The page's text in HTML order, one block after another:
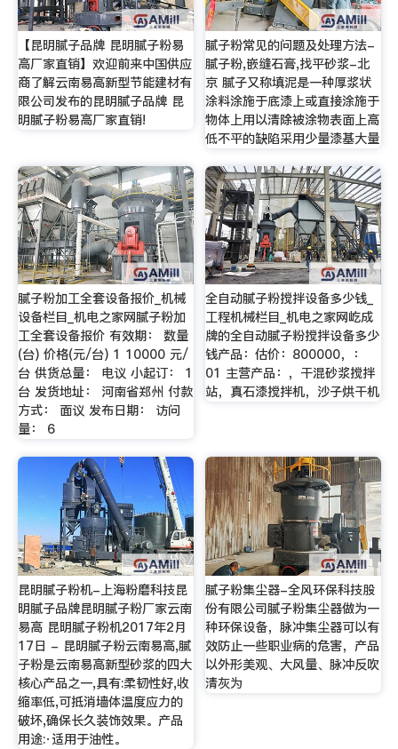
【昆明腻子品牌 昆明腻子粉易
高厂家直销】欢迎前来中国供应
商了解云南易高新型节能建材有
限公司发布的昆明腻子品牌 昆
明腻子粉易高厂家直销!
腻子粉常见的问题及处理方法-
腻子粉,嵌缝石膏,找平砂浆-北
京 腻子又称填泥是一种厚浆状
涂料涂施于底漆上或直接涂施于
物体上用以清除被涂物表面上高
低不平的缺陷采用少量漆基大量
腻子粉加工全套设备报价_机械
设备栏目_机电之家网腻子粉加
工全套设备报价 有效期： 数量
(台) 价格(元/台) 1 10000 元/
台 供货总量： 电议 小起订： 1
台 发货地址： 河南省郑州 付款
方式： 面议 发布日期： 访问
量： 6
全自动腻子粉搅拌设备多少钱_
工程机械栏目_机电之家网屹成
牌的全自动腻子粉搅拌设备多少
钱产品：估价：800000，：
01 主营产品：，干混砂浆搅拌
站，真石漆搅拌机，沙子烘干机
昆明腻子粉机-上海粉磨科技昆
明腻子品牌昆明腻子粉厂家云南
易高 昆明腻子粉机2017年2月
17日 - 昆明腻子粉云南易高,腻
子粉是云南易高新型砂浆的四大
核心产品之一,具有:柔韧性好,收
缩率低,可抵消墙体温度应力的
破坏,确保长久装饰效果。产品
用途:·适用于油性。
腻子粉集尘器-全风环保科技股
份有限公司腻子粉集尘器做为一
种环保设备，脉冲集尘器可以有
效防止一些职业病的危害，产品
以外形美观、大风量、脉冲反吹
清灰为